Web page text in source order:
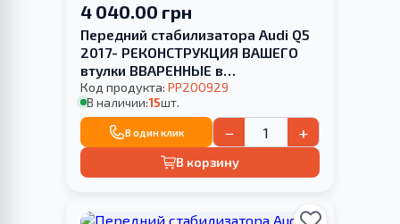
4 040.00 грн
Передний стабилизатора Audi Q5
2017- РЕКОНСТРУКЦИЯ ВАШЕГО
втулки ВВАРЕННЫЕ в
стабилизатор
Код продукта: PP200929
В наличии:15шт.
В один клик − +
В корзину